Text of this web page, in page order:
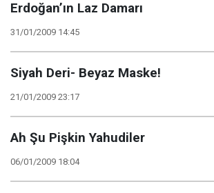
Erdoğan’ın Laz Damarı
31/01/2009 14:45
Siyah Deri- Beyaz Maske!
21/01/2009 23:17
Ah Şu Pişkin Yahudiler
06/01/2009 18:04